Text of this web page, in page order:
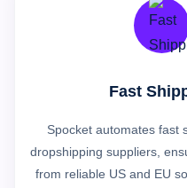
Fast
Spocket automates fast
dropshipping suppliers,
from reliable US and EU